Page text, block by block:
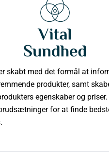
skabt med det formål at
produkter, samt
egenskaber og
for at finde